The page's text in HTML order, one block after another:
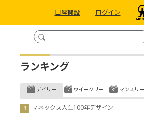
口座開設 ログイン
ランキング
デイリー
マネックス人生100年デザイン
ウイークリー マンスリー